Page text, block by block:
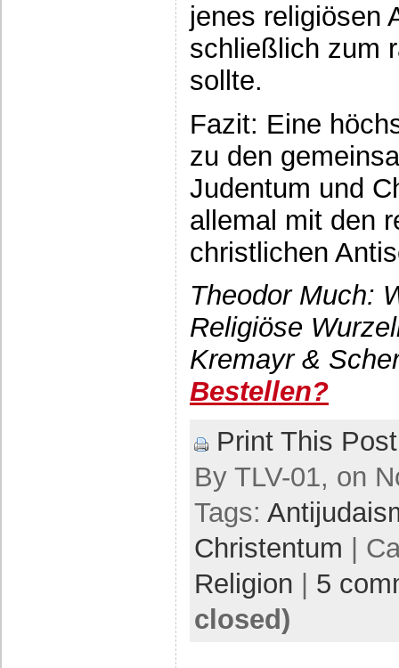
jenes religiösen
schließlich zum
sollte.
Fazit: Eine
zu den
Judentum und
allemal mit den
christlichen
Theodor Much:
Religiöse
Kremayr &
Bestellen?
Print This Post
By TLV-01, on
Tags:
Christentum |
Religion
5
closed)